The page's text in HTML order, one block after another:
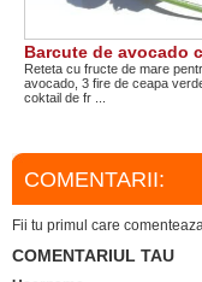
Barcute de avocado
Reteta cu fructe de mare
avocado, 3 fire de ceapa
coktail de fr ...
COMENTARII:
Fii tu primul care
COMENTARIUL TAU